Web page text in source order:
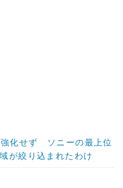
化せず ソニーの最上位
が絞り込まれたわけ